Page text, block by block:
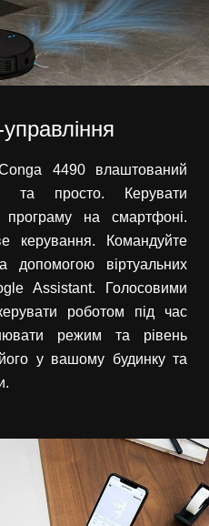
4490 влаштований
та просто. Керувати
на смартфоні.
керування. Командуйте
допомогою віртуальних
Assistant. Голосовими
роботом під час
режим та рівень
у вашому будинку та